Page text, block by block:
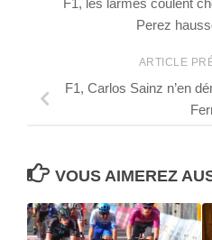
F1, les larmes coulent
Perez
ARTICLE
F1, Carlos Sainz n’en
VOUS AIMEREZ